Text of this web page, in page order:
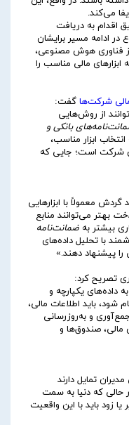
می‌کند.
اقدام به دریافت
ادامه مسیر برایشان
فناوری هوش مصنوعی،
مالی مناسب را
شرکت‌ها گفت:
از روش‌هایی
بانکی و
ابزار مناسب،
شرکت است؛ جایی که
معمولاً با ابزارهایی
بهتر می‌توانند منابع
بیشتر به ضمانت‌نامه
با تحلیل داده‌های
پیشنهاد دهند.»
تصریح کرد:
داده‌های یکپارچه و
شود، باید اطلاعات مالی،
و به‌روزرسانی
مالی، صندوق‌ها و
تمایل دارند
حالی که دنیا به سمت
زود باید با این واقعیت